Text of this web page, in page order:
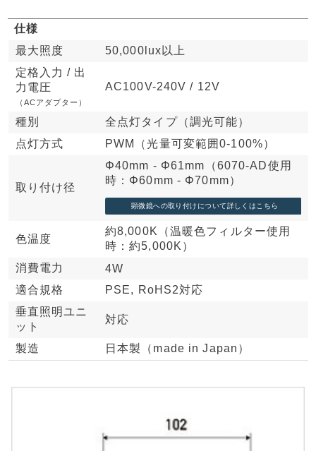
仕様
最大照度
50,000lux以上
定格入力 / 出
力電圧
（ACアダプター）
AC100V-240V / 12V
種別
全点灯タイプ（調光可能）
点灯方式
PWM（光量可変範囲0-100%）
取り付け径
Φ40mm - Φ61mm （6070-AD使用
時：Φ60mm - Φ70mm）
色温度
約8,000K （温暖色フィルター使用
時：約5,000K）
消費電力
4W
適合規格
PSE, RoHS2対応
垂直照明ユニ
ット
対応
製造 日本製（made in Japan）